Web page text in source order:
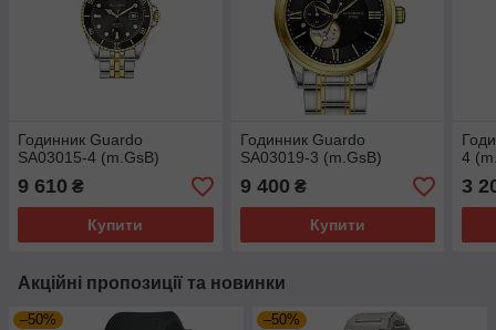
Годинник Guardo
SA03015-4 (m.GsB)
9 610 ₴
Купити
Годинник Guardo
SA03019-3 (m.GsB)
9 400 ₴
Купити
4
3
Акційні пропозиції та новинки
–50% –50%